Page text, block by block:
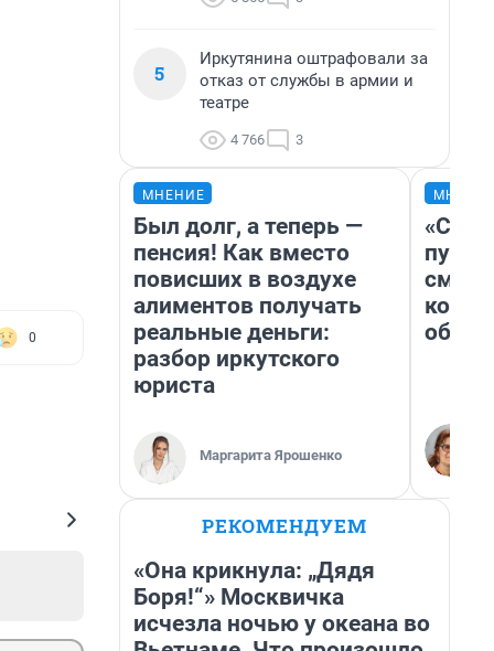
0
5
Иркутянина оштрафовали за
отказ от службы в армии и
театре
4 766 3
МНЕНИЕ
Был долг, а теперь —
пенсия! Как вместо
повисших в воздухе
алиментов получать
реальные деньги:
разбор иркутского
юриста
Маргарита Ярошенко
РЕКОМЕНДУЕМ
«Она крикнула: „Дядя
Боря!“» Москвичка
исчезла ночью у океана во